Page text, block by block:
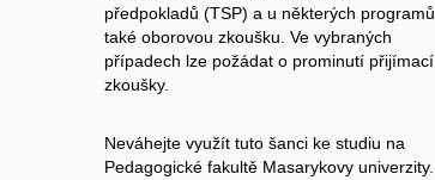
předpokladů (TSP) a u některých programů
také oborovou zkoušku. Ve vybraných
případech lze požádat o prominutí přijímací
zkoušky.
Neváhejte využít tuto šanci ke studiu na
Pedagogické fakultě Masarykovy univerzity.